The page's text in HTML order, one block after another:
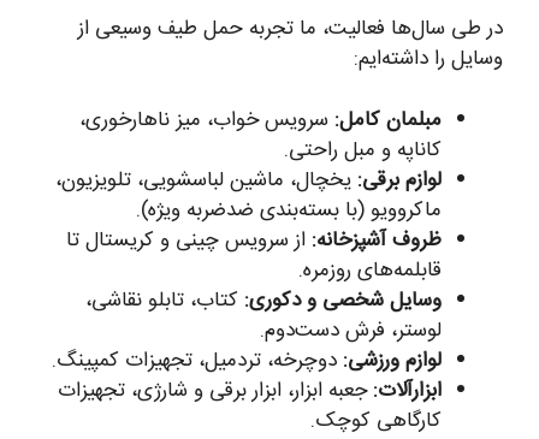
در طی سال‌ها فعالیت، ما تجربه حمل طیف وسیعی از
وسایل را داشته‌ایم:
مبلمان کامل: سرویس خواب، میز ناهارخوری،
کاناپه و مبل راحتی.
لوازم برقی: یخچال، ماشین لباسشویی، تلویزیون،
ماکروویو (با بسته‌بندی ضدضربه ویژه).
ظروف آشپزخانه: از سرویس چینی و کریستال تا
قابلمه‌های روزمره.
وسایل شخصی و دکوری: کتاب، تابلو نقاشی،
لوستر، فرش دست‌دوم.
لوازم ورزشی: دوچرخه، تردمیل، تجهیزات کمپینگ.
ابزارآلات:جعبه ابزار، ابزار برقی و شارژی، تجهیزات
کارگاهی کوچک.